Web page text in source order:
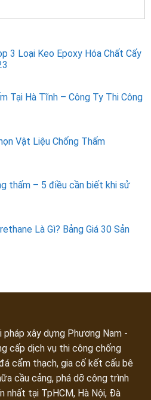
3 Loại Keo Epoxy Hóa Chất Cấy
Tại Hà Tĩnh – Công Ty Thi Công
Vật Liệu Chống Thấm
thấm – 5 điều cần biết khi sử
Là Gì? Bảng Giá 30 Sản
xây dựng Phương Nam -
cấp dịch vụ thi công chống
cẩm thạch, gia cố kết cấu bê
cầu cảng, phá dỡ công trình
nhất tại TpHCM, Hà Nội, Đà